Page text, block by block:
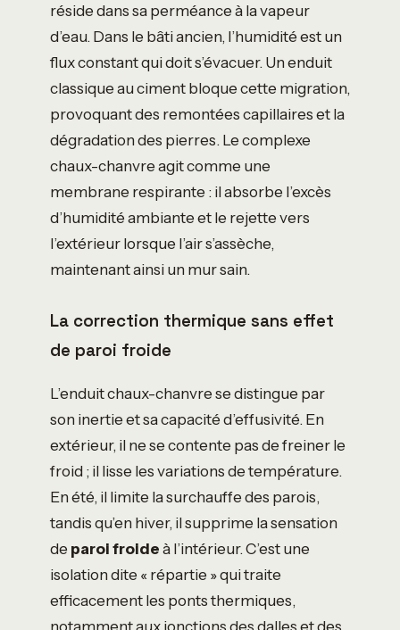
réside dans sa perméance à la vapeur
d’eau. Dans le bâti ancien, l’humidité est un
flux constant qui doit s’évacuer. Un enduit
classique au ciment bloque cette migration,
provoquant des remontées capillaires et la
dégradation des pierres. Le complexe
chaux-chanvre agit comme une
membrane respirante : il absorbe l’excès
d’humidité ambiante et le rejette vers
l’extérieur lorsque l’air s’assèche,
maintenant ainsi un mur sain.
La correction thermique sans effet
de paroi froide
L’enduit chaux-chanvre se distingue par
son inertie et sa capacité d’effusivité. En
extérieur, il ne se contente pas de freiner le
froid ; il lisse les variations de température.
En été, il limite la surchauffe des parois,
tandis qu’en hiver, il supprime la sensation
de paroi froideà l’intérieur. C’est une
isolation dite « répartie » qui traite
efficacement les ponts thermiques,
notamment aux jonctions des dalles et des